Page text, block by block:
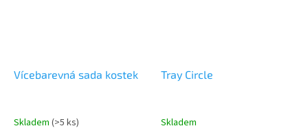
Vícebarevná sada kostek
Skladem (>5 ks)
Tray Circle
Skladem